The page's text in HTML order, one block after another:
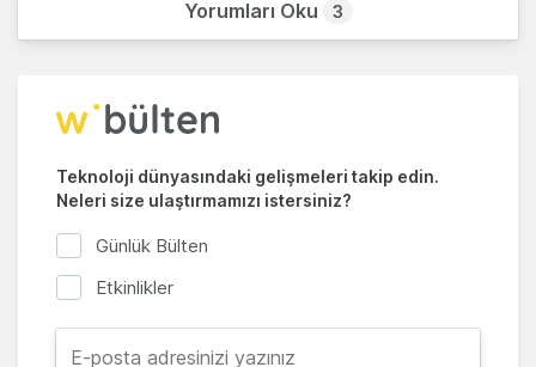
Yorumları Oku 3
Teknoloji dünyasındaki gelişmeleri takip edin.
Neleri size ulaştırmamızı istersiniz?
Günlük Bülten
Etkinlikler